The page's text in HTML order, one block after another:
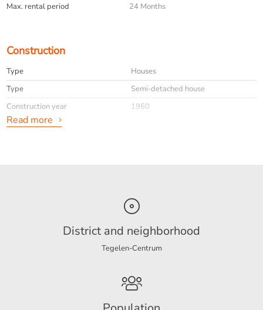
Max. rental period 24 Months
Construction
Type
Houses
Type
Semi-detached house
Construction year
1960
Upholstered
Read more
District and neighborhood
Tegelen-Centrum